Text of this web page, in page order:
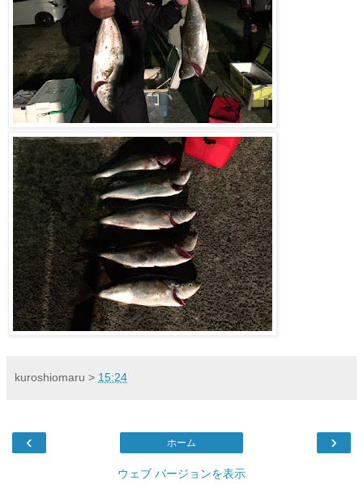
kuroshiomaru > 15:24
‹ ›
ホーム
ウェブ バージョンを表示